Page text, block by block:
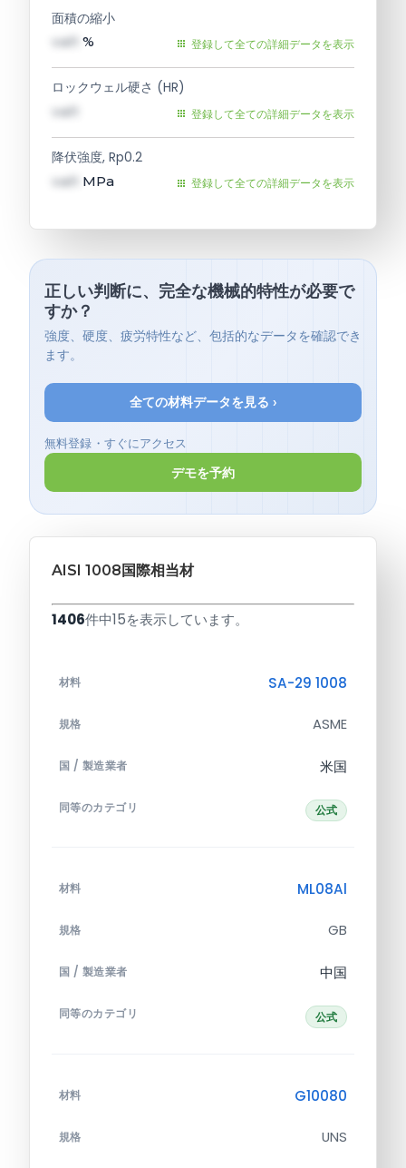
面積の縮小
val1 % 登録して全ての詳細データを表示
ロックウェル硬さ (HR)
val1 登録して全ての詳細データを表示
降伏強度, Rp0.2
val1 MPa 登録して全ての詳細データを表示
正しい判断に、完全な機械的特性が必要で
すか？
強度、硬度、疲労特性など、包括的なデータを確認でき
ます。
全ての材料データを見る ›
無料登録・すぐにアクセス
デモを予約
AISI 1008国際相当材
1406件中15を表示しています。
材料 SA-29 1008
規格 ASME
国 / 製造業者 米国
同等のカテゴリ 公式
材料 ML08Al
規格 GB
国 / 製造業者 中国
同等のカテゴリ 公式
材料 G10080
規格 UNS